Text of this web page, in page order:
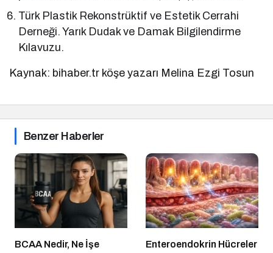
Türk Plastik Rekonstrüktif ve Estetik Cerrahi
Derneği. Yarık Dudak ve Damak Bilgilendirme
Kılavuzu.
Kaynak: bihaber.tr köşe yazarı Melina Ezgi Tosun
Benzer Haberler
BCAA Nedir, Ne İşe
Enteroendokrin Hücreler